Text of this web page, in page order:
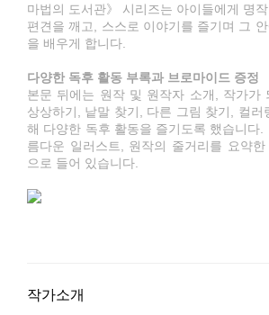
마법의 도서관》 시리즈는 아이들에게 명
편견을 깨고, 스스로 이야기를 즐기며 그
을 배우게 합니다.
다양한 독후 활동 부록과 브로마이드 증정
본문 뒤에는 원작 및 원작자 소개, 작가가
상상하기, 낱말 찾기, 다른 그림 찾기, 컬러
해 다양한 독후 활동을 즐기도록 했습니다.
름다운 일러스트, 원작의 줄거리를 요약
으로 들어 있습니다.
작가소개